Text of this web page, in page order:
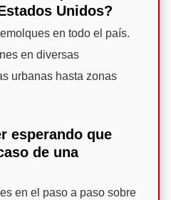
Unidos?
en todo el país.
en diversas
urbanas hasta zonas
esperando que
de una
en el paso a paso sobre